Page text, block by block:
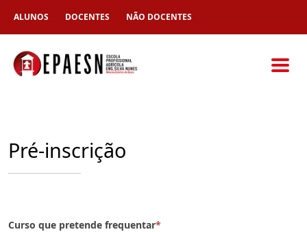
ALUNOS DOCENTES NÃO DOCENTES
Pré-inscrição
Curso que pretende frequentar*